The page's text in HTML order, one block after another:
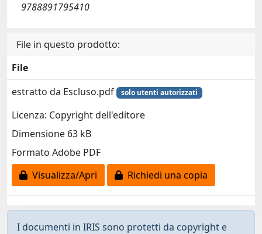
9788891795410
File in questo prodotto:
File
estratto da Escluso.pdf
solo utenti autorizzati
Licenza: Copyright dell'editore
Dimensione 63 kB
Formato Adobe PDF
Visualizza/Apri
Richiedi una copia
I documenti in IRIS sono protetti da copyright e